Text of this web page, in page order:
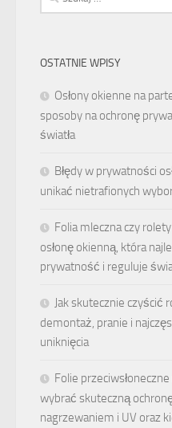
OSTATNIE WPISY
Osłony okienne na
sposoby na ochronę
światła
Błędy w prywatności
unikać nietrafionych
Folia mleczna czy
osłonę okienną, która
prywatność i reguluje
Jak skutecznie czyścić
demontaż, pranie i
uniknięcia
Folie
wybrać skuteczną
nagrzewaniem i UV oraz